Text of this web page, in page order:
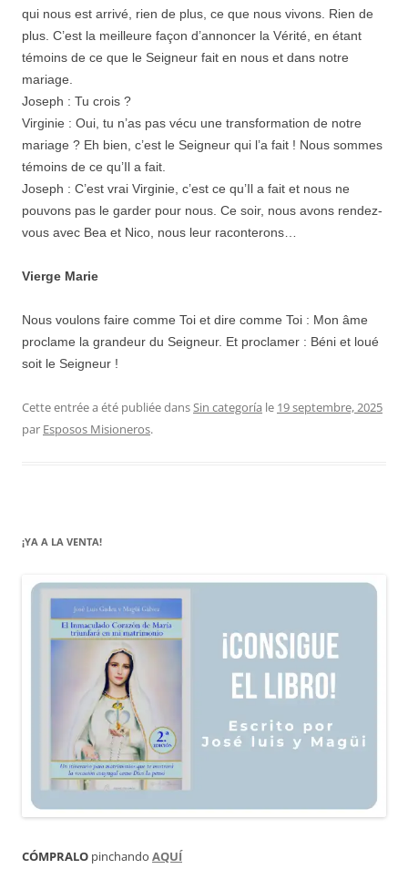
qui nous est arrivé, rien de plus, ce que nous vivons. Rien de
plus. C’est la meilleure façon d’annoncer la Vérité, en étant
témoins de ce que le Seigneur fait en nous et dans notre
mariage.
Joseph : Tu crois ?
Virginie : Oui, tu n’as pas vécu une transformation de notre
mariage ? Eh bien, c’est le Seigneur qui l’a fait ! Nous sommes
témoins de ce qu’Il a fait.
Joseph : C’est vrai Virginie, c’est ce qu’Il a fait et nous ne
pouvons pas le garder pour nous. Ce soir, nous avons rendez-
vous avec Bea et Nico, nous leur raconterons…
Vierge Marie
Nous voulons faire comme Toi et dire comme Toi : Mon âme
proclame la grandeur du Seigneur. Et proclamer : Béni et loué
soit le Seigneur !
Cette entrée a été publiée dansSin categoría le 19 septembre, 2025
par Esposos Misioneros.
¡YA A LA VENTA!
CÓMPRALO pinchando AQUÍ